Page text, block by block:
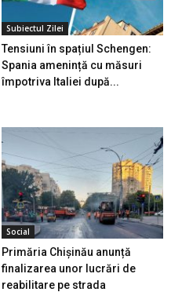
Subiectul Zilei
Tensiuni în spațiul Schengen:
Spania amenință cu măsuri
împotriva Italiei după...
Social
Primăria Chișinău anunță
finalizarea unor lucrări de
reabilitare pe strada